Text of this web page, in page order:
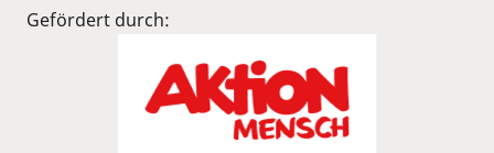
Gefördert durch: